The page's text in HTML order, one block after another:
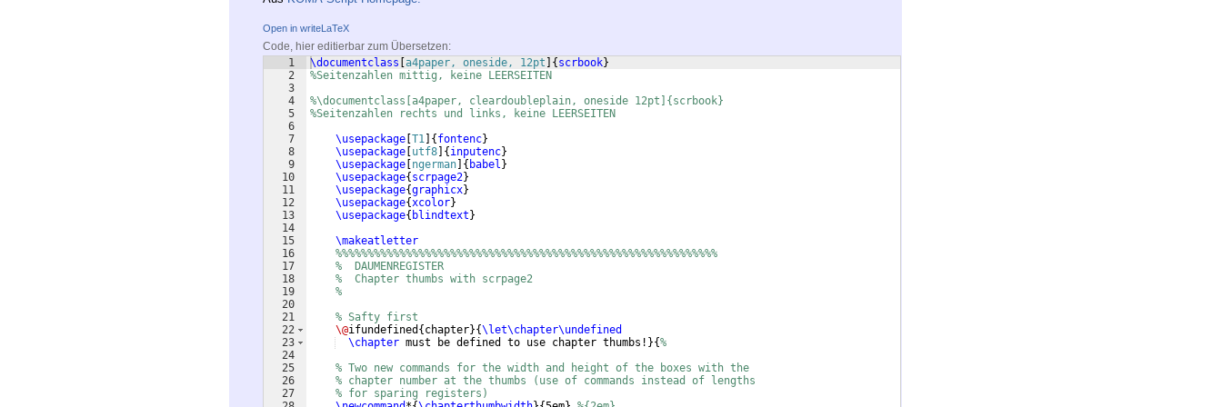
Open in writeLaTeX
Code, hier editierbar zum Übersetzen:
1
2
3
4
5
6
7
8
9
10
11
12
13
14
15
16
17
18
19
20
21
22
23
24
25
26
27
\documentclass a4paper, oneside, 12pt { scrbook}
%Seitenzahlen mittig, keine LEERSEITEN
%\documentclass[a4paper, cleardoubleplain, oneside 12pt]{scrbook}
%Seitenzahlen rechts und links, keine LEERSEITEN
\usepackage T1 { fontenc}
\usepackage utf8 { inputenc}
\usepackage ngerman { babel }
\usepackage{ scrpage2}
\usepackage{graphicx}
\usepackage{xcolor}
\usepackage{ blindtext }
\makeatletter
%%%%%%%%%%%%%%%%%%%%%%%%%%%%%%%%%%%%%%%%%%%%%%%%%%%%%%%%%%%%
%  DAUMENREGISTER
%  Chapter thumbs with scrpage2
%
% Safty first
\@ifundefined { chapter}{\let\chapter\undefined
\chapter must be defined to use chapter thumbs! }{%
% Two new commands for the width and height of the boxes with the
% chapter number at the thumbs (use of commands instead of lengths
% for sparing registers)